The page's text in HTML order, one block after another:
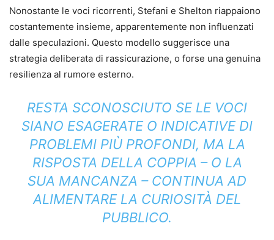
Nonostante le voci ricorrenti, Stefani e Shelton riappaiono
costantemente insieme, apparentemente non influenzati
dalle speculazioni. Questo modello suggerisce una
strategia deliberata di rassicurazione, o forse una genuina
resilienza al rumore esterno.
RESTA SCONOSCIUTO SE LE VOCI
SIANO ESAGERATE O INDICATIVE DI
PROBLEMI PIÙ PROFONDI, MA LA
RISPOSTA DELLA COPPIA – O LA
SUA MANCANZA – CONTINUA AD
ALIMENTARE LA CURIOSITÀ DEL
PUBBLICO.